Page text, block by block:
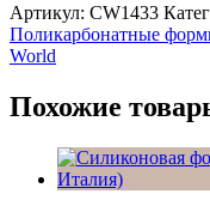
Артикул: CW1433
Поликарбонатные
World
Похожие